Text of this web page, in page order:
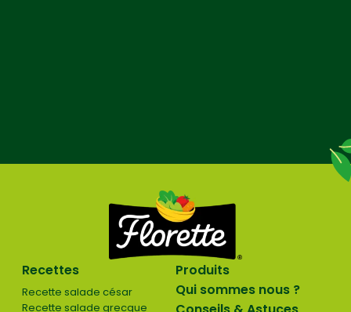
Recettes
Recette salade césar
Recette salade grecque
Produits
Qui sommes nous ?